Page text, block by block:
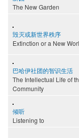
The New Garden
毁灭或新世界秩序
Extinction or a New
巴哈伊社团的智识生活
The Intellectual Life of
Community
倾听
Listening to